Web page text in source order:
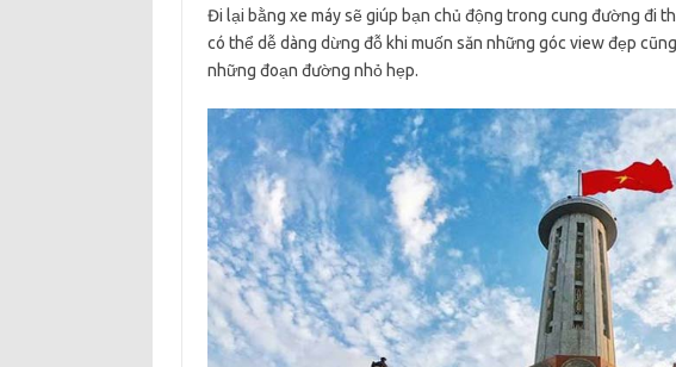
Đi lại bằng xe máy sẽ giúp bạn chủ động trong cung đường đi
có thể dễ dàng dừng đỗ khi muốn săn những góc view đẹp
những đoạn đường nhỏ hẹp.